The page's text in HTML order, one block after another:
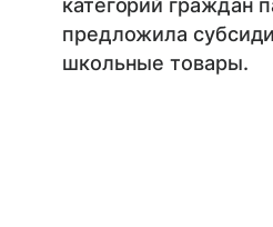
категорий граждан
предложила
школьные товары.